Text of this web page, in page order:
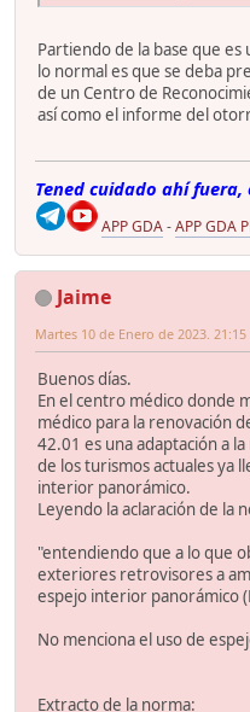
Partiendo de la base que
lo normal es que se deba
de un Centro de
así como el informe del
Tened cuidado ahí
APP GDA-APP GDA
Jaime
Martes 10 de Enero de 2023. 21:15
Buenos días.
En el centro médico donde
médico para la renovación
42.01 es una adaptación a
de los turismos actuales ya
interior panorámico.
Leyendo la aclaración de la
"entendiendo que a lo que
exteriores retrovisores a
espejo interior panorámico
No menciona el uso de
Extracto de la norma: